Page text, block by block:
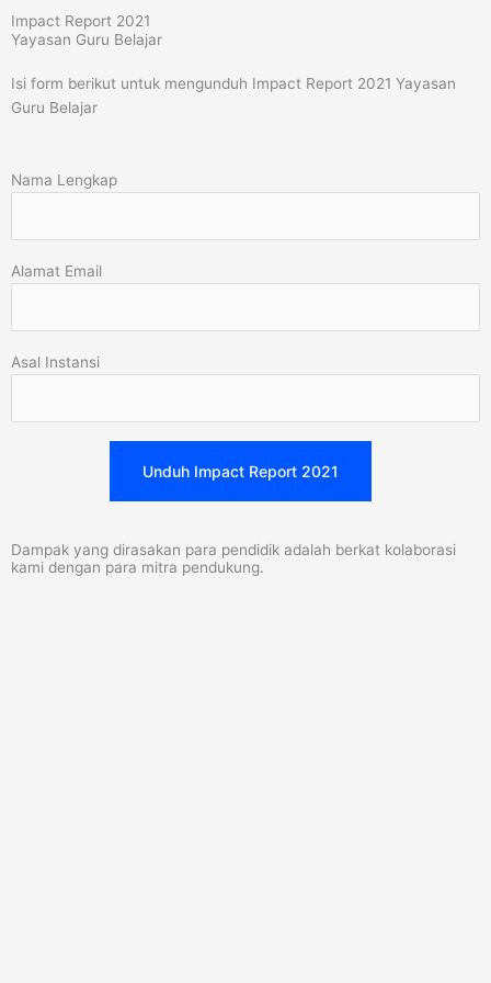
Impact Report 2021
Yayasan Guru Belajar
Isi form berikut untuk mengunduh Impact Report 2021 Yayasan
Guru Belajar
Nama Lengkap
Alamat Email
Asal Instansi
Dampak yang dirasakan para pendidik adalah berkat kolaborasi
kami dengan para mitra pendukung.